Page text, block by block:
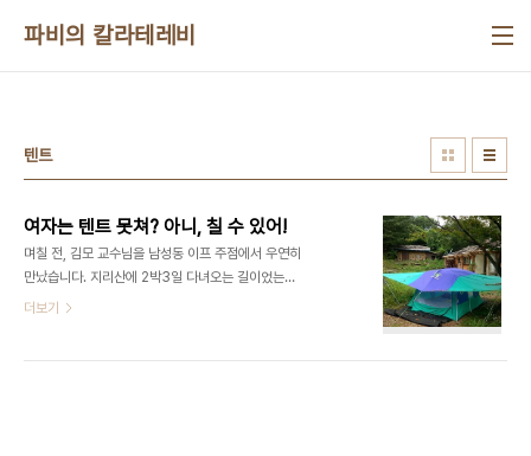
파비의 칼라테레비
텐트
여자는 텐트 못쳐? 아니, 칠 수 있어!
며칠 전, 김모 교수님을 남성동 이프 주점에서 우연히
만났습니다. 지리산에 2박3일 다녀오는 길이었는데,
제가 그랬습니다. “여자 둘이 지리산에 텐트 치기로
더보기